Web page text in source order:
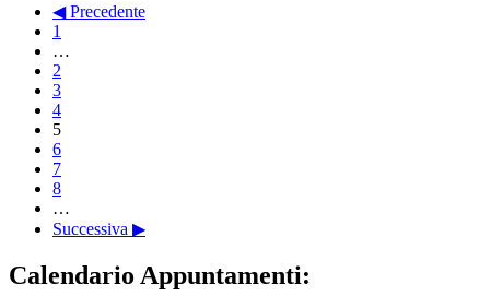
◀ Precedente
1
…
2
3
4
5
6
7
8
…
Successiva ▶
Calendario Appuntamenti: